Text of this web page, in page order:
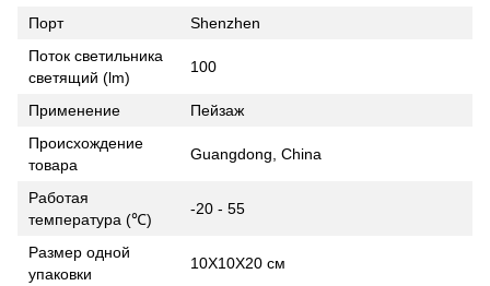
Порт
Shenzhen
Поток светильника
светящий (lm)
100
Применение
Пейзаж
Происхождение
товара
Guangdong, China
Работая
температура (℃)
-20 - 55
Размер одной
упаковки
10X10X20 см